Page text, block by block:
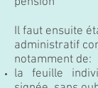
Il faut ensuite
administratif
notamment de:
la feuille